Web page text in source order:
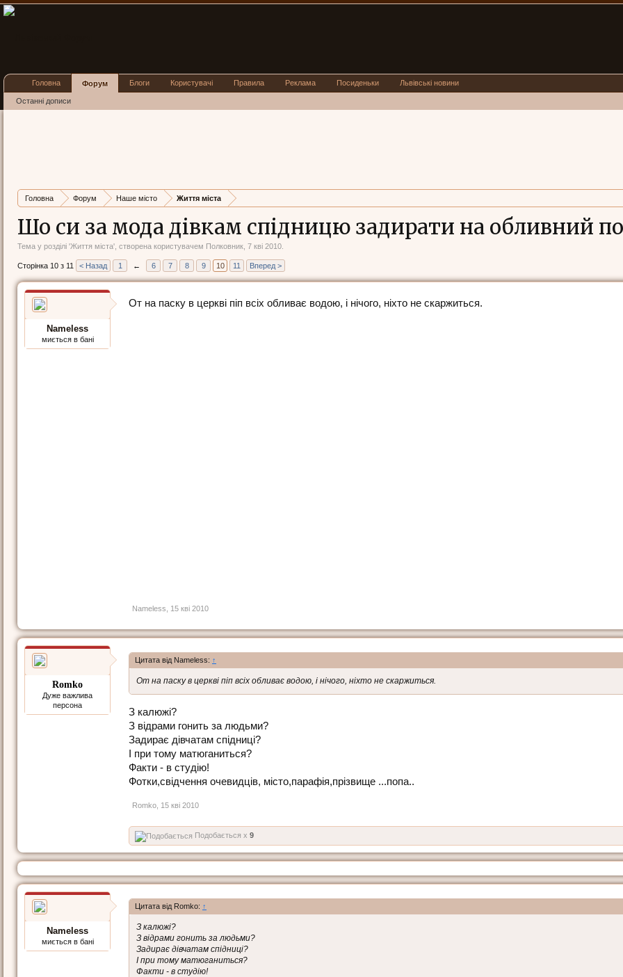
Головна Форум Наше місто Життя міста
Шо си за мода дівкам спідницю задирати на обливний
Тема у розділі 'Життя міста', створена користувачем Полковник 7 кві 2010
Сторінка 10 з 11 < Назад 1 ← 6 7 8 9 10 11 Вперед >
Nameless
миється в бані
От на паску в церкві піп всіх обливає водою, і нічого, ніхто не скаржиться.
Nameless 15 кві 2010
Romko
Дуже важлива
персона
Цитата від Nameless: ↑
От на паску в церкві піп всіх обливає водою, і нічого, ніхто не скаржиться.
З калюжі?
З відрами гонить за людьми?
Задирає дівчатам спідниці?
І при тому матюганиться?
Факти - в студію!
Фотки,свідчення очевидців, місто,парафія,прізвище ...попа..
Romko 15 кві 2010
Подобається x 9
Nameless
миється в бані
Цитата від Romko: ↑
З калюжі?
З відрами гонить за людьми?
Задирає дівчатам спідниці?
І при тому матюганиться?
Факти - в студію!
Головна Форум
Останні дописи
Блоги Користувачі Правила Реклама Посиденьки Львівські новини